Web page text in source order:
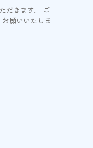
だきます。 ご
願いいたしま